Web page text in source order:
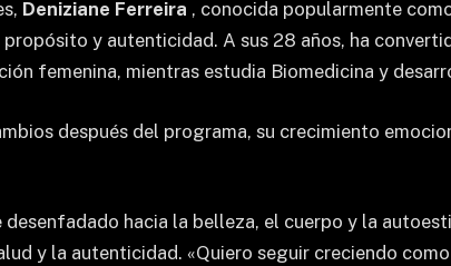
Deniziane Ferreira , conocida popularmente
y autenticidad. A sus 28 años, ha
femenina, mientras estudia Biomedicina y
después del programa, su crecimiento
hacia la belleza, el cuerpo y la
y la autenticidad. «Quiero seguir creciendo